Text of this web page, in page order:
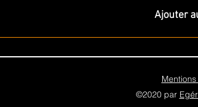
Ajouter
©2020 par